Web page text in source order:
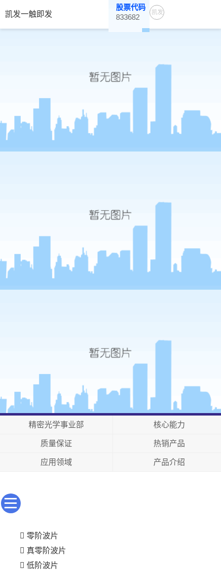
凯发一触即发
股票代码
833682
凯发
精密光学事业部 核心能力
质量保证 热销产品
应用领域 产品介绍
零阶波片
真零阶波片
低阶波片